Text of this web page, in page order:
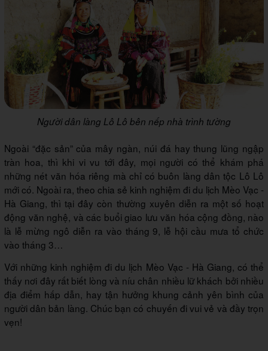
Người dân làng Lô Lô bên nếp nhà trình tường
Ngoài “đặc sản” của mây ngàn, núi đá hay thung lũng ngập
tràn hoa, thì khi vi vu tới đây, mọi người có thể khám phá
những nét văn hóa riêng mà chỉ có buôn làng dân tộc Lô Lô
mới có. Ngoài ra, theo chia sẻ kinh nghiệm đi du lịch Mèo Vạc -
Hà Giang, thì tại đây còn thường xuyên diễn ra một số hoạt
động văn nghệ, và các buổi giao lưu văn hóa cộng đồng, nào
là lễ mừng ngô diễn ra vào tháng 9, lễ hội cầu mưa tổ chức
vào tháng 3…
Với những kinh nghiệm đi du lịch Mèo Vạc - Hà Giang, có thể
thấy nơi đây rất biết lòng và níu chân nhiều lữ khách bởi nhiều
địa điểm hấp dẫn, hay tận hưởng khung cảnh yên bình của
người dân bản làng. Chúc bạn có chuyến đi vui vẻ và đầy trọn
vẹn!